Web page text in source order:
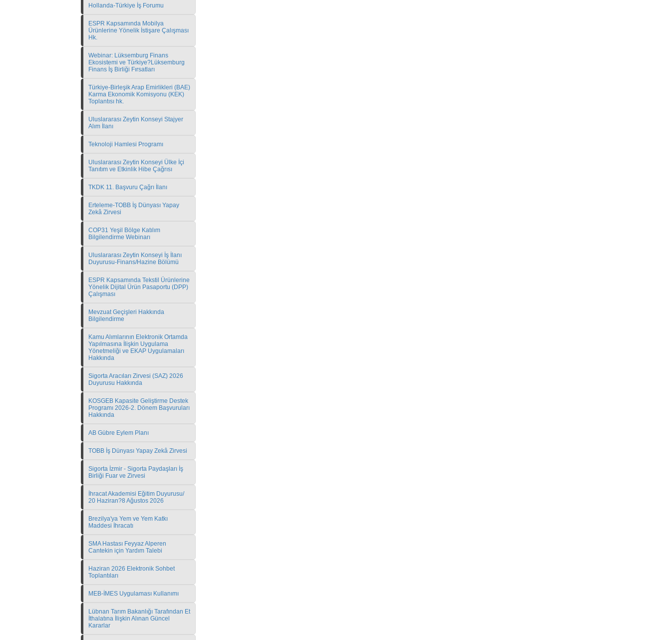
Hollanda-Türkiye İş Forumu
ESPR Kapsamında Mobilya
Ürünlerine Yönelik İstişare Çalışması
Hk.
Webinar: Lüksemburg Finans
Ekosistemi ve Türkiye?Lüksemburg
Finans İş Birliği Fırsatları
Türkiye-Birleşik Arap Emirlikleri (BAE)
Karma Ekonomik Komisyonu (KEK)
Toplantısı hk.
Uluslararası Zeytin Konseyi Stajyer
Alım İlanı
Teknoloji Hamlesi Programı
Uluslararası Zeytin Konseyi Ülke İçi
Tanıtım ve Etkinlik Hibe Çağrısı
TKDK 11. Başvuru Çağrı İlanı
Erteleme-TOBB İş Dünyası Yapay
Zekâ Zirvesi
COP31 Yeşil Bölge Katılım
Bilgilendirme Webinarı
Uluslararası Zeytin Konseyi İş İlanı
Duyurusu-Finans/Hazine Bölümü
ESPR Kapsamında Tekstil Ürünlerine
Yönelik Dijital Ürün Pasaportu (DPP)
Çalışması
Mevzuat Geçişleri Hakkında
Bilgilendirme
Kamu Alımlarının Elektronik Ortamda
Yapılmasına İlişkin Uygulama
Yönetmeliği ve EKAP Uygulamaları
Hakkında
Sigorta Aracıları Zirvesi (SAZ) 2026
Duyurusu Hakkında
KOSGEB Kapasite Geliştirme Destek
Programı 2026-2. Dönem Başvuruları
Hakkında
AB Gübre Eylem Planı
TOBB İş Dünyası Yapay Zekâ Zirvesi
Sigorta İzmir - Sigorta Paydaşları İş
Birliği Fuar ve Zirvesi
İhracat Akademisi Eğitim Duyurusu/
20 Haziran?8 Ağustos 2026
Brezilya'ya Yem ve Yem Katkı
Maddesi İhracatı
SMA Hastası Feyyaz Alperen
Cantekin için Yardım Talebi
Haziran 2026 Elektronik Sohbet
Toplantıları
MEB-İMES Uygulaması Kullanımı
Lübnan Tarım Bakanlığı Tarafından Et
İthalatına İlişkin Alınan Güncel
Kararlar